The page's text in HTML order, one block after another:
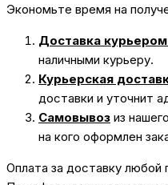
Экономьте время на
Доставка
наличными курьеру.
Курьерская
доставки и уточнит
Самовывоз из
на кого оформлен
Оплата за доставку любой